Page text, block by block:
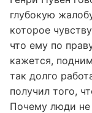
глубокую
которое
что ему по
кажется,
так долго
получил того,
Почему люди не